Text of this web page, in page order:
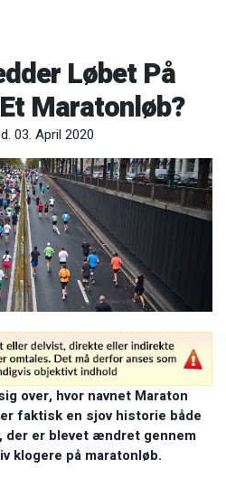
Løbet På
Maratonløb?
03. April 2020
over, hvor navnet Maraton
faktisk en sjov historie både
der er blevet ændret gennem
klogere på maratonløb.